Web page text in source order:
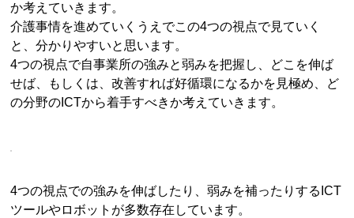
か考えていきます。
介護事情を進めていくうえでこの4つの視点で見ていく
と、分かりやすいと思います。
4つの視点で自事業所の強みと弱みを把握し、どこを伸ば
せば、もしくは、改善すれば好循環になるかを見極め、ど
の分野のICTから着手すべきか考えていきます。
4つの視点での強みを伸ばしたり、弱みを補ったりするICT
ツールやロボットが多数存在しています。